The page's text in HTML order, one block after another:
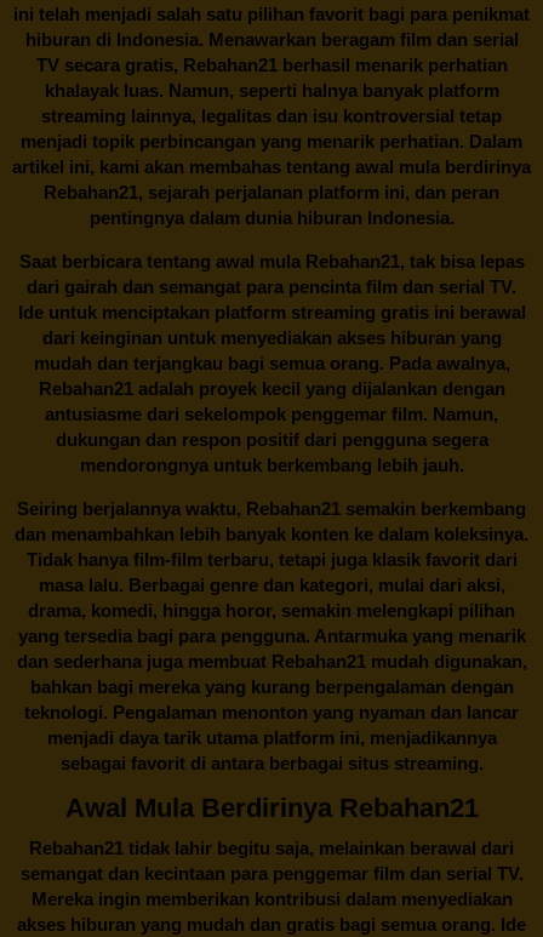
ini telah menjadi salah satu pilihan favorit bagi para penikmat
hiburan di Indonesia. Menawarkan beragam film dan serial
TV secara gratis, Rebahan21berhasil menarik perhatian
khalayak luas. Namun, seperti halnya banyak platform
streaming lainnya, legalitas dan isu kontroversial tetap
menjadi topik perbincangan yang menarik perhatian. Dalam
artikel ini, kami akan membahas tentang awal mula berdirinya
Rebahan21, sejarah perjalanan platform ini, dan peran
pentingnya dalam dunia hiburan Indonesia.
Saat berbicara tentang awal mula Rebahan21, tak bisa lepas
dari gairah dan semangat para pencinta film dan serial TV.
Ide untuk menciptakan platform streaming gratis ini berawal
dari keinginan untuk menyediakan akses hiburan yang
mudah dan terjangkau bagi semua orang. Pada awalnya,
Rebahan21 adalah proyek kecil yang dijalankan dengan
antusiasme dari sekelompok penggemar film. Namun,
dukungan dan respon positif dari pengguna segera
mendorongnya untuk berkembang lebih jauh.
Seiring berjalannya waktu, Rebahan21 semakin berkembang
dan menambahkan lebih banyak konten ke dalam koleksinya.
Tidak hanya film-film terbaru, tetapi juga klasik favorit dari
masa lalu. Berbagai genre dan kategori, mulai dari aksi,
drama, komedi, hingga horor, semakin melengkapi pilihan
yang tersedia bagi para pengguna. Antarmuka yang menarik
dan sederhana juga membuatRebahan21mudah digunakan,
bahkan bagi mereka yang kurang berpengalaman dengan
teknologi. Pengalaman menonton yang nyaman dan lancar
menjadi daya tarik utama platform ini, menjadikannya
sebagai favorit di antara berbagai situs streaming.
Awal Mula Berdirinya Rebahan21
Rebahan21 tidak lahir begitu saja, melainkan berawal dari
semangat dan kecintaan para penggemar film dan serial TV.
Mereka ingin memberikan kontribusi dalam menyediakan
akses hiburan yang mudah dan gratis bagi semua orang. Ide